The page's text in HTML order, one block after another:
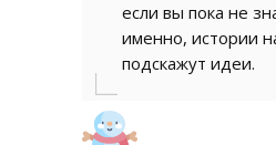
если вы пока не
именно, истории
подскажут идеи.